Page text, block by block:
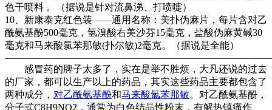
色干喷料 。（据说是针对流鼻涕、打喷嚏）
10、新康泰克红色装——通用名称：美扑伪麻片，每片含对乙
酰氨基酚500毫克，氢溴酸右美沙芬15毫克，盐酸伪麻黄碱30
毫克和马来酸氯苯那敏(扑尔敏)2毫克。（据说是全能）
感冒药的牌子太多了，实在是举不胜烦，大凡还说的过去
的厂家，都可以生产以上的药品，其实这些药品主要都包含了
两种成分， 对乙酰氨基酚和马来酸氯苯那敏。对乙酰氨基酚，
分子式C8H9NO2，通常为白色结晶性粉末，有解热镇痛作